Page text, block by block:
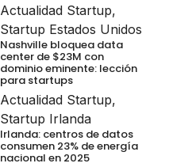
Actualidad Startup,
Startup Estados Unidos
Nashville bloquea data
center de $23M con
dominio eminente: lección
para startups
Actualidad Startup,
Startup Irlanda
Irlanda: centros de datos
consumen 23% de energía
nacional en 2025